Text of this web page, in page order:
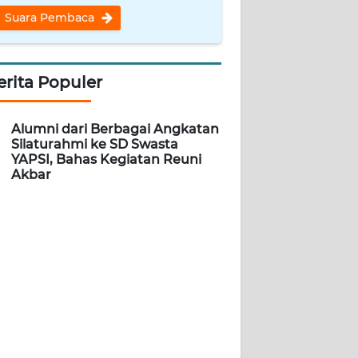
Suara Pembaca
Populer
Alumni dari Berbagai Angkatan
Silaturahmi ke SD Swasta
YAPSI, Bahas Kegiatan Reuni
Akbar